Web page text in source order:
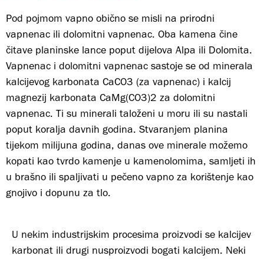
Pod pojmom vapno obično se misli na prirodni
vapnenac ili dolomitni vapnenac. Oba kamena čine
čitave planinske lance poput dijelova Alpa ili Dolomita.
Vapnenac i dolomitni vapnenac sastoje se od minerala
kalcijevog karbonata CaCO3 (za vapnenac) i kalcij
magnezij karbonata CaMg(CO3)2 za dolomitni
vapnenac. Ti su minerali taloženi u moru ili su nastali
poput koralja davnih godina. Stvaranjem planina
tijekom milijuna godina, danas ove minerale možemo
kopati kao tvrdo kamenje u kamenolomima, samljeti ih
u brašno ili spaljivati u pečeno vapno za korištenje kao
gnojivo i dopunu za tlo.
U nekim industrijskim procesima proizvodi se kalcijev
karbonat ili drugi nusproizvodi bogati kalcijem. Neki